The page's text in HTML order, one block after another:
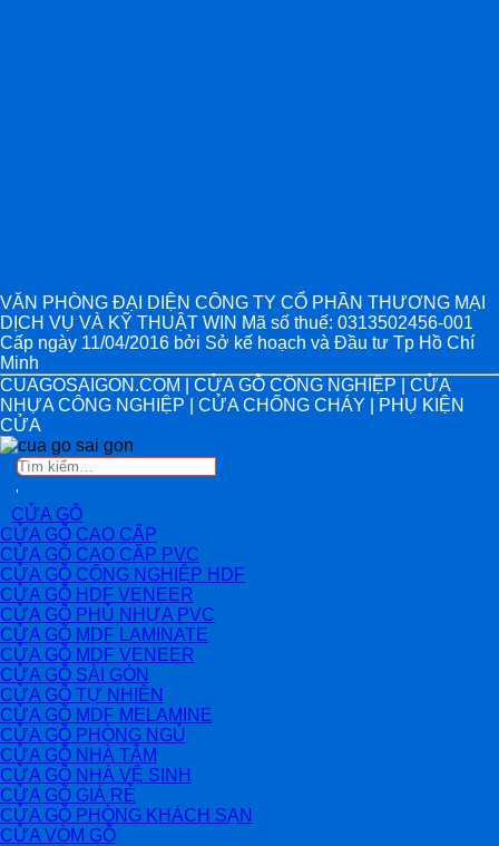
VĂN PHÒNG ĐẠI DIỆN CÔNG TY CỔ PHẦN THƯƠNG MẠI
DỊCH VỤ VÀ KỸ THUẬT WIN Mã số thuế: 0313502456-001
Cấp ngày 11/04/2016 bởi Sở kế hoạch và Đầu tư Tp Hồ Chí
Minh
CUAGOSAIGON.COM | CỬA GỖ CÔNG NGHIỆP | CỬA
NHỰA CÔNG NGHIỆP | CỬA CHỐNG CHÁY | PHỤ KIỆN
CỬA
Tìm
CỬA GỖ
CỬA GỖ CAO CẤP
CỬA GỖ CAO CẤP PVC
CỬA GỖ CÔNG NGHIỆP HDF
CỬA GỖ HDF VENEER
CỬA GỖ PHỦ NHỰA PVC
CỬA GỖ MDF LAMINATE
CỬA GỖ MDF VENEER
CỬA GỖ SÀI GÒN
CỬA GỖ TỰ NHIÊN
CỬA GỖ MDF MELAMINE
CỬA GỖ PHÒNG NGỦ
CỬA GỖ NHÀ TẮM
CỬA GỖ NHÀ VỆ SINH
CỬA GỖ GIÁ RẺ
CỬA GỖ PHÒNG KHÁCH SẠN
CỬA VÒM GỖ